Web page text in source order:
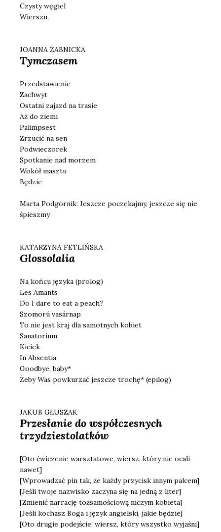
Czysty węgiel
Wierszu,
JOANNA ŻABNICKA
Tymczasem
Przedstawienie
Zachwyt
Ostatni zajazd na trasie
Aż do ziemi
Palimpsest
Zrzucić na sen
Podwieczorek
Spotkanie nad morzem
Wokół masztu
Będzie
Marta Podgórnik: Jeszcze poczekajmy, jeszcze się nie
śpieszmy
KATARZYNA FETLIŃSKA
Glossolalia
Na końcu języka (prolog)
Les Amants
Do I dare to eat a peach?
Szomorú vasárnap
To nie jest kraj dla samotnych kobiet
Sanatorium
Kiciek
In Absentia
Goodbye, baby*
Żeby Was powkurzać jeszcze trochę* (epilog)
JAKUB GŁUSZAK
Przesłanie do współczesnych
trzydziestolatków
[Oto ćwiczenie warsztatowe, wiersz, który nie ocali
nawet]
[Wprowadzać pin tak, że każdy przycisk innym palcem]
[Jeśli twoje nazwisko zaczyna się na jedną z liter]
[Zmienić narrację tożsamościową niczym kobieta]
[Jeśli kochasz Boga i język angielski, jakie będzie]
[Oto drugie podejście; wiersz, który wszystko wyjaśni]